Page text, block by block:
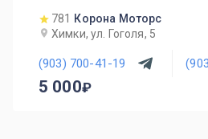
781
Корона Моторс
Химки, ул. Гоголя, 5
(903) 700-41-19
5 000